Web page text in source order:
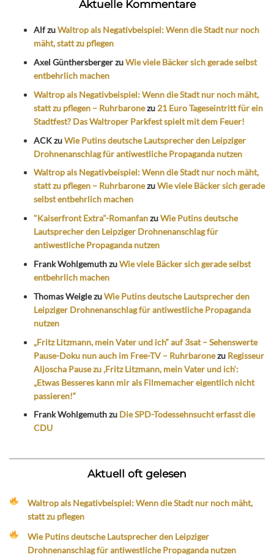
Aktuelle Kommentare
AlfzuWaltrop als Negativbeispiel: Wenn die Stadt nur noch
mäht, statt zu pflegen
Axel GünthersbergerzuWie viele Bäcker sich gerade selbst
entbehrlich machen
Waltrop als Negativbeispiel: Wenn die Stadt nur noch mäht,
statt zu pflegen – Ruhrbaronezu 21 Euro Tageseintritt für ein
Stadtfest? Das Waltroper Parkfest spielt mit dem Feuer!
ACKzuWie Putins deutsche Lautsprecher den Leipziger
Drohnenanschlag für antiwestliche Propaganda nutzen
Waltrop als Negativbeispiel: Wenn die Stadt nur noch mäht,
statt zu pflegen – RuhrbaronezuWie viele Bäcker sich gerade
selbst entbehrlich machen
"Kaiserfront Extra"-RomanfanzuWie Putins deutsche
Lautsprecher den Leipziger Drohnenanschlag für
antiwestliche Propaganda nutzen
Frank WohlgemuthzuWie viele Bäcker sich gerade selbst
entbehrlich machen
Thomas WeiglezuWie Putins deutsche Lautsprecher den
Leipziger Drohnenanschlag für antiwestliche Propaganda
nutzen
„Fritz Litzmann, mein Vater und ich“ auf 3sat – Sehenswerte
Pause-Doku nun auch im Free-TV – Ruhrbaronezu Regisseur
Aljoscha Pause zu ‚Fritz Litzmann, mein Vater und ich‘:
„Etwas Besseres kann mir als Filmemacher eigentlich nicht
passieren!“
Frank Wohlgemuthzu Die SPD-Todessehnsucht erfasst die
CDU
Aktuell oft gelesen
Waltrop als Negativbeispiel: Wenn die Stadt nur noch mäht,
statt zu pflegen
Wie Putins deutsche Lautsprecher den Leipziger
Drohnenanschlag für antiwestliche Propaganda nutzen